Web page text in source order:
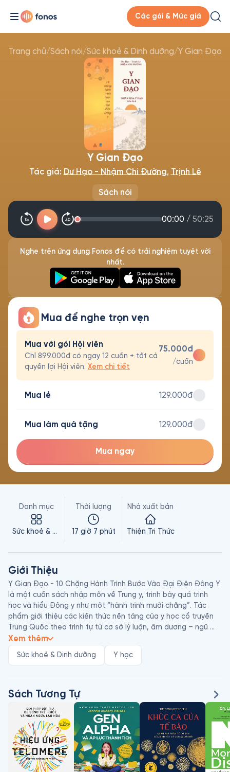
Các gói & Mức giá
Trang chủ/Sách nói/Sức khoẻ & Dinh dưỡng/Y Gian Đạo
Sách nói
Y Gian Đạo
Tác giả: Dư Hạo - Nhậm Chi Đường, Trịnh Lê
00:00 / 50:25
Nghe trên ứng dụng Fonos để có trải nghiệm tuyệt vời
nhất.
Mua để nghe trọn vẹn
Mua với gói Hội viên
Chỉ 899.000đ có ngay 12 cuốn + tất cả
quyền lợi Hội viên. Xem chi tiết
75.000đ
/cuốn
Mua lẻ 129.000đ
Mua làm quà tặng 129.000đ
Mua ngay
Danh mục
Sức khoẻ & Dinh dưỡng
Thời lượng
17 giờ 7 phút
Nhà xuất bản
Thiện Tri Thức
Giới Thiệu
Y Gian Đạo - 10 Chặng Hành Trình Bước Vào Đại Điện Đông Y
là một cuốn sách nhập môn về Trung y, trình bày quá trình
học và hiểu Đông y như một “hành trình mười chặng”. Tác
phẩm giới thiệu các kiến thức nền tảng của y học cổ truyền
Trung Quốc theo trình tự từ cơ sở lý luận, âm dương – ngũ
hành, khí huyết, tạng phủ, đến trung dược, phương thuốc,
nhận thông qua sự vận động và cân bằng của âm dương, ngũ
hành và khí huyết. Tác giả cũng giới thiệu các công cụ trực
quan như “sơ đồ tuần hoàn âm dương khí huyết tạng phủ” để
giúp người học hình dung mối liên hệ giữa các cơ quan và
nguyên lý vận hành của cơ thể theo quan niệm Đông y. Khi
trình bày về dược liệu và phương thuốc, sách phân loại theo
từng tạng phủ và cơ chế bệnh lý nhằm gắn lý thuyết với ứng
dụng thực tế trong điều trị.
Xem thêm
Sức khoẻ & Dinh dưỡng Y học
Sách Tương Tự